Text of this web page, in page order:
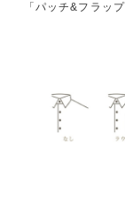
「パッチ&フラッ